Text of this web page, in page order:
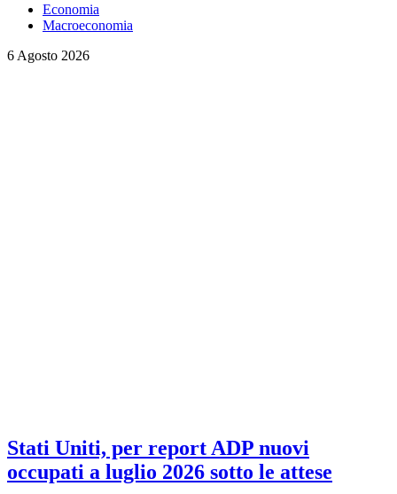
Economia
Macroeconomia
6 Agosto 2026
Stati Uniti, per report ADP nuovi
occupati a luglio 2026 sotto le attese